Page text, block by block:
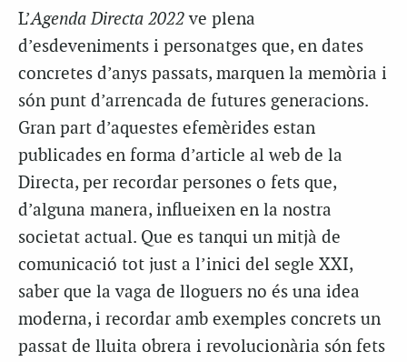
L’Agenda Directa 2022ve plena
d’esdeveniments i personatges que, en dates
concretes d’anys passats, marquen la memòria i
són punt d’arrencada de futures generacions.
Gran part d’aquestes efemèrides estan
publicades en forma d’article al web de la
Directa, per recordar persones o fets que,
d’alguna manera, influeixen en la nostra
societat actual. Que es tanqui un mitjà de
comunicació tot just a l’inici del segle XXI,
saber que la vaga de lloguers no és una idea
moderna, i recordar amb exemples concrets un
passat de lluita obrera i revolucionària són fets